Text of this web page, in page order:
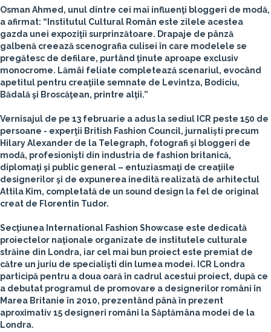
Osman Ahmed, unul dintre cei mai influenţi bloggeri de modă,
a afirmat: “Institutul Cultural Român este zilele acestea
gazda unei expoziţii surprinzătoare. Drapaje de pânză
galbenă creează scenografia culisei în care modelele se
pregătesc de defilare, purtând ţinute aproape exclusiv
monocrome. Lămâi feliate completează scenariul, evocând
apetitul pentru creaţiile semnate de Levintza, Bodiciu,
Bădală şi Broscăţean, printre alţii.”
Vernisajul de pe 13 februarie a adus la sediul ICR peste 150 de
persoane - experţii British Fashion Council, jurnalişti precum
Hilary Alexander de la Telegraph, fotografi şi bloggeri de
modă, profesionişti din industria de fashion britanică,
diplomaţi şi public general – entuziasmaţi de creaţiile
designerilor şi de expunerea inedită realizată de arhitectul
Attila Kim, completată de un sound design la fel de original
creat de Florentin Tudor.
Secţiunea International Fashion Showcase este dedicată
proiectelor naţionale organizate de institutele culturale
străine din Londra, iar cel mai bun proiect este premiat de
către un juriu de specialişti din lumea modei. ICR Londra
participă pentru a doua oară în cadrul acestui proiect, după ce
a debutat programul de promovare a designerilor români în
Marea Britanie în 2010, prezentând până în prezent
aproximativ 15 designeri români la Săptămâna modei de la
Londra.